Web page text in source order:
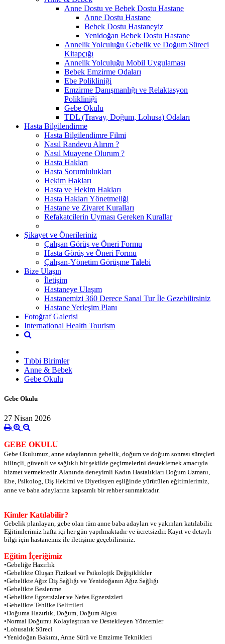
Anne Dostu ve Bebek Dostu Hastane
Anne Dostu Hastane
Bebek Dostu Hastaneyiz
Yenidoğan Bebek Dostu Hastane
Annelik Yolculuğu Gebelik ve Doğum Süreci
Kitapçığı
Annelik Yolculuğu Mobil Uygulaması
Bebek Emzirme Odaları
Ebe Polikliniği
Emzirme Danışmanlığı ve Relaktasyon
Polikliniği
Gebe Okulu
TDL (Travay, Doğum, Lohusa) Odaları
Hasta Bilgilendirme
Hasta Bilgilendimre Filmi
Nasıl Randevu Alırım ?
Nasıl Muayene Olurum ?
Hasta Hakları
Hasta Sorumlulukları
Hekim Hakları
Hasta ve Hekim Hakları
Hasta Hakları Yönetmeliği
Hastane ve Ziyaret Kuralları
Refakatcilerin Uyması Gereken Kurallar
Şikayet ve Önerileriniz
Çalışan Görüş ve Öneri Formu
Hasta Görüş ve Öneri Formu
Çalışan-Yönetim Görüşme Talebi
Bize Ulaşın
İletişim
Hastaneye Ulaşım
Hastanemizi 360 Derece Sanal Tur İle Gezebilirsiniz
Hastane Yerleşim Planı
Fotoğraf Galerisi
International Health Tourism
Tıbbi Birimler
Anne & Bebek
Gebe Okulu
Gebe Okulu
27 Nisan 2026
GEBE OKULU
Gebe Okulumuz, anne adaylarının gebelik, doğum ve doğum sonrası süreçleri
bilinçli, güvenli ve sağlıklı bir şekilde geçirmelerini desteklemek amacıyla
hizmet vermektedir. Alanında deneyimli Kadın Hastalıkları Doğum Uzmanı,
Ebe, Psikolog, Diş Hekimi ve Diyetisyen eşliğinde yürütülen eğitimlerimiz,
anne ve baba adaylarına kapsamlı bir rehber sunmaktadır.
Kimler Katılabilir?
Gebelik planlayan, gebe olan tüm anne baba adayları ve yakınları katılabilir.
Eğitimlerimiz hafta içi her gün yapılmaktadır ve ücretsizdir. Kayıt ve detaylı
bilgi için hastanemiz ile iletişime geçebilirsiniz.
Eğitim İçeriğimiz
•Gebeliğe Hazırlık
•Gebelikte Oluşan Fiziksel ve Psikolojik Değişiklikler
•Gebelikte Ağız Diş Sağlığı ve Yenidoğanın Ağız Sağlığı
•Gebelikte Beslenme
•Gebelikte Egzersizler ve Nefes Egzersizleri
•Gebelikte Tehlike Belirtileri
•Doğuma Hazırlık, Doğum, Doğum Algısı
•Normal Doğumu Kolaylaştıran ve Destekleyen Yöntemler
•Lohusalık Süreci
•Yenidoğan Bakımı, Anne Sütü ve Emzirme Teknikleri